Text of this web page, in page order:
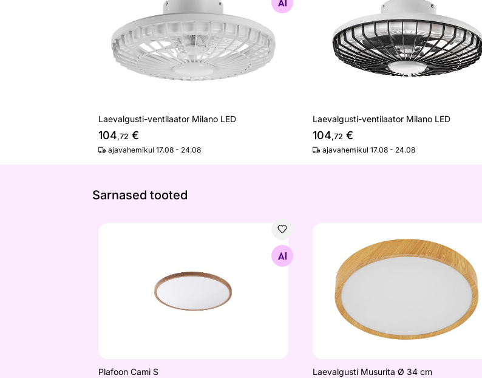
Otsi sarnaseid
Laevalgusti-ventilaator Milano LED
104,72 €
ajavahemikul 17.08 - 24.08
Laevalgusti-ventilaator Milano LED
104,72 €
ajavahemikul 17.08 - 24.08
Sarnased tooted
Plafoon Cami S
Otsi sarnaseid
Laevalgusti Musurita Ø 34 cm